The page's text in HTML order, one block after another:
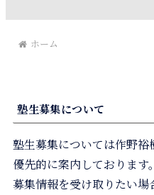
ホーム
塾生募集について
塾生募集については作野裕
優先的に案内しております。
募集情報を受け取りたい